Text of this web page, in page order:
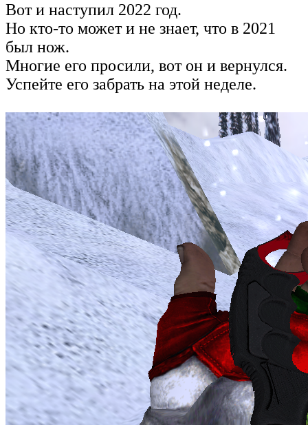
Вот и наступил 2022 год.
Но кто-то может и не знает, что в 2021
был нож.
Многие его просили, вот он и вернулся.
Успейте его забрать на этой неделе.